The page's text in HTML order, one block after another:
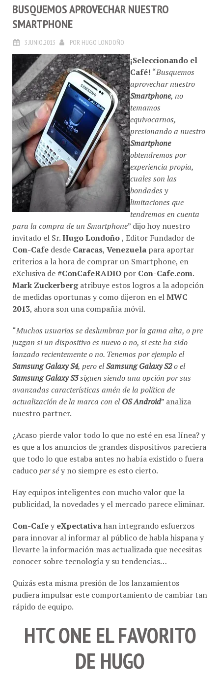
BUSQUEMOS APROVECHAR NUESTRO
SMARTPHONE
3.JUNIO.2013 POR HUGO LONDOÑO
¡Seleccionando el
Café! “Busquemos
aprovechar nuestro
Smartphone, no
temamos
equivocarnos,
presionando a nuestro
Smartphone
obtendremos por
experiencia propia,
cuales son las
bondades y
limitaciones que
tendremos en cuenta
para la compra de un Smartphone” dijo hoy nuestro
invitado el Sr.Hugo Londoño, Editor Fundador de
Con-Cafe desde Caracas, Venezuela para aportar
criterios a la hora de comprar un Smartphone, en
eXclusiva de#ConCafeRADIO por Con-Cafe.com.
Mark Zuckerbergatribuye estos logros a la adopción
de medidas oportunas y como dijeron en elMWC
2013, ahora son una compañía móvil.
“Muchos usuarios se deslumbran por la gama alta, o pre
juzgan si un dispositivo es nuevo o no, si este ha sido
lanzado recientemente o no. Tenemos por ejemplo el
Samsung Galaxy S4, pero elSamsung Galaxy S2o el
Samsung Galaxy S3siguen siendo una opción por sus
avanzadas características amén de la política de
actualización de la marca con elOS Android” analiza
nuestro partner.
¿Acaso pierde valor todo lo que no esté en esa línea? y
es que a los anuncios de grandes dispositivos pareciera
que todo lo que estaba antes no había existido o fuera
caducoper séy no siempre es esto cierto.
Hay equipos inteligentes con mucho valor que la
publicidad, la novedades y el mercado parece eliminar.
Con-Cafey eXpectativahan integrando esfuerzos
para innovar al informar al público de habla hispana y
llevarte la información mas actualizada que necesitas
conocer sobre tecnología y su tendencias…
Quizás esta misma presión de los lanzamientos
pudiera impulsar este comportamiento de cambiar tan
rápido de equipo.
HTC ONE EL FAVORITO
DE HUGO